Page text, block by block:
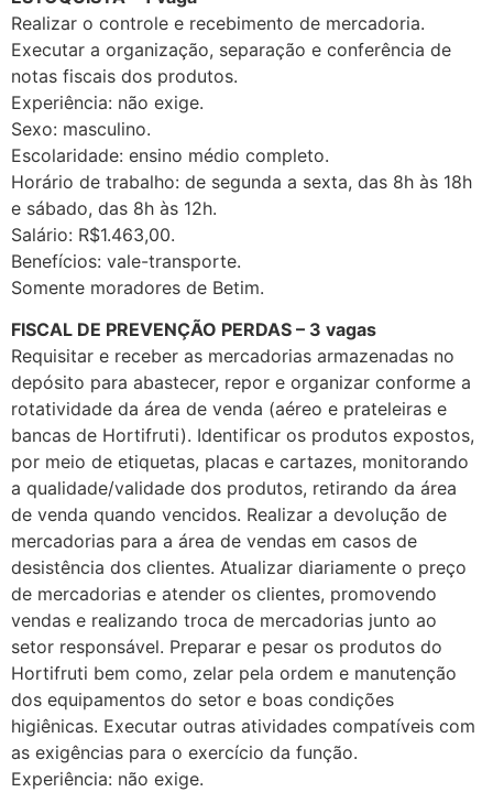
Realizar o controle e recebimento de mercadoria.
Executar a organização, separação e conferência de
notas fiscais dos produtos.
Experiência: não exige.
Sexo: masculino.
Escolaridade: ensino médio completo.
Horário de trabalho: de segunda a sexta, das 8h às 18h
e sábado, das 8h às 12h.
Salário: R$1.463,00.
Benefícios: vale-transporte.
Somente moradores de Betim.
FISCAL DE PREVENÇÃO PERDAS – 3 vagas
Requisitar e receber as mercadorias armazenadas no
depósito para abastecer, repor e organizar conforme a
rotatividade da área de venda (aéreo e prateleiras e
bancas de Hortifruti). Identificar os produtos expostos,
por meio de etiquetas, placas e cartazes, monitorando
a qualidade/validade dos produtos, retirando da área
de venda quando vencidos. Realizar a devolução de
mercadorias para a área de vendas em casos de
desistência dos clientes. Atualizar diariamente o preço
de mercadorias e atender os clientes, promovendo
vendas e realizando troca de mercadorias junto ao
setor responsável. Preparar e pesar os produtos do
Hortifruti bem como, zelar pela ordem e manutenção
dos equipamentos do setor e boas condições
higiênicas. Executar outras atividades compatíveis com
as exigências para o exercício da função.
Experiência: não exige.